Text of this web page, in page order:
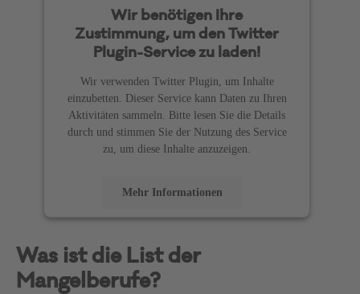
Wir benötigen Ihre
Zustimmung, um den Twitter
Plugin-Service zu laden!
Wir verwenden Twitter Plugin, um Inhalte
einzubetten. Dieser Service kann Daten zu Ihren
Aktivitäten sammeln. Bitte lesen Sie die Details
durch und stimmen Sie der Nutzung des Service
zu, um diese Inhalte anzuzeigen.
Mehr Informationen
powered by Usercentrics Consent Management
Platform
Was ist die List der
Mangelberufe?